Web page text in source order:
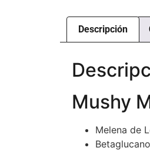
Descripción
Mushy
Melena de